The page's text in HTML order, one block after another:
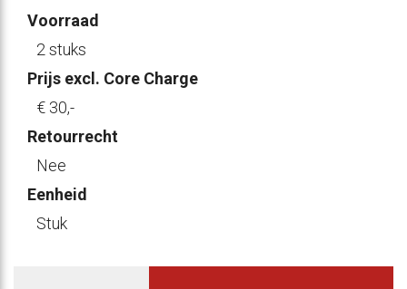
Voorraad
2 stuks
Prijs excl. Core Charge
€ 30,-
Retourrecht
Nee
Eenheid
Stuk